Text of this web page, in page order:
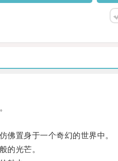
置身于一个奇幻的世界中。
光芒。